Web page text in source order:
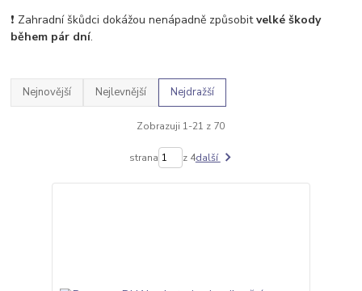
❗ Zahradní škůdci dokážou nenápadně způsobitvelké škody
během pár dní.
Nejnovější Nejlevnější Nejdražší
Zobrazuji 1-21 z 70
strana z 4další